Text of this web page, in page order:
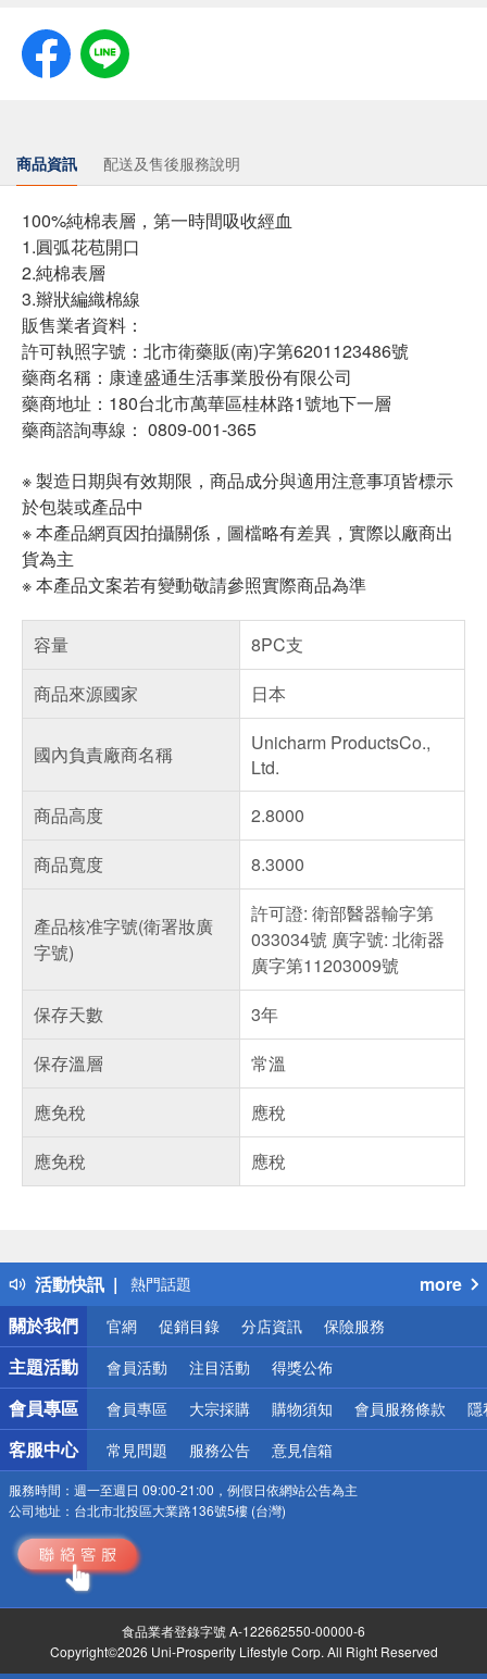
商品資訊 配送及售後服務說明
100%純棉表層，第一時間吸收經血
1.圓弧花苞開口
2.純棉表層
3.辮狀編織棉線
販售業者資料：
許可執照字號：北市衛藥販(南)字第6201123486號
藥商名稱：康達盛通生活事業股份有限公司
藥商地址：180台北市萬華區桂林路1號地下一層
藥商諮詢專線： 0809-001-365
※ 製造日期與有效期限，商品成分與適用注意事項皆標示
於包裝或產品中
※ 本產品網頁因拍攝關係，圖檔略有差異，實際以廠商出
貨為主
※ 本產品文案若有變動敬請參照實際商品為準
容量
8PC支
商品來源國家
日本
國內負責廠商名稱
Unicharm ProductsCo.,
Ltd.
商品高度
2.8000
商品寬度
8.3000
產品核准字號(衛署妝廣
字號)
許可證: 衛部醫器輸字第
033034號 廣字號: 北衛器
廣字第11203009號
保存天數
3年
保存溫層
常溫
應免稅
應稅
應免稅
應稅
活動快訊
得獎公告
熱門話題
銀行優惠
偏遠地區配送
詐騙網頁！請小心！
more
關於我們
官網 促銷目錄 分店資訊 保險服務
主題活動 會員活動 注目活動 得獎公佈
會員專區 會員專區 大宗採購 購物須知 會員服務條款 隱
客服中心 常見問題 服務公告 意見信箱
服務時間： 週一至週日 09:00-21:00，例假日依網站公告為主
公司地址： 台北市北投區大業路136號5樓 (台灣)
食品業者登錄字號 A-122662550-00000-6
Copyright©2026 Uni-Prosperity Lifestyle Corp. All Right Reserved